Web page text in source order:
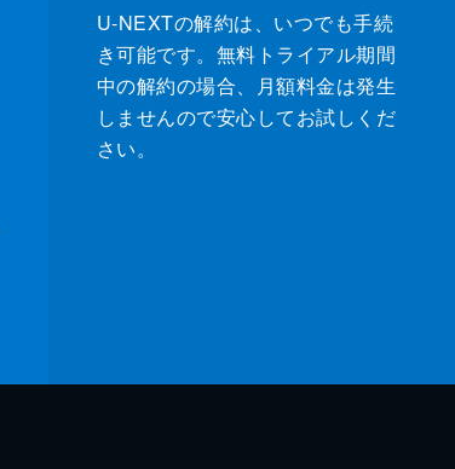
U-NEXTの解約は、いつでも手続
き可能です。無料トライアル期間
中の解約の場合、月額料金は発生
しませんので安心してお試しくだ
さい。